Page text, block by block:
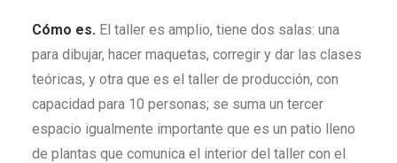
Cómo es. El taller es amplio, tiene dos salas: una
para dibujar, hacer maquetas, corregir y dar las clases
teóricas, y otra que es el taller de producción, con
capacidad para 10 personas; se suma un tercer
espacio igualmente importante que es un patio lleno
de plantas que comunica el interior del taller con el